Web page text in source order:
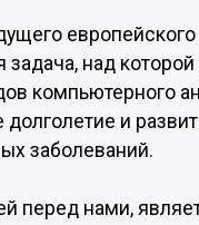
над
компьютерного
и
заболеваний.
перед нами,